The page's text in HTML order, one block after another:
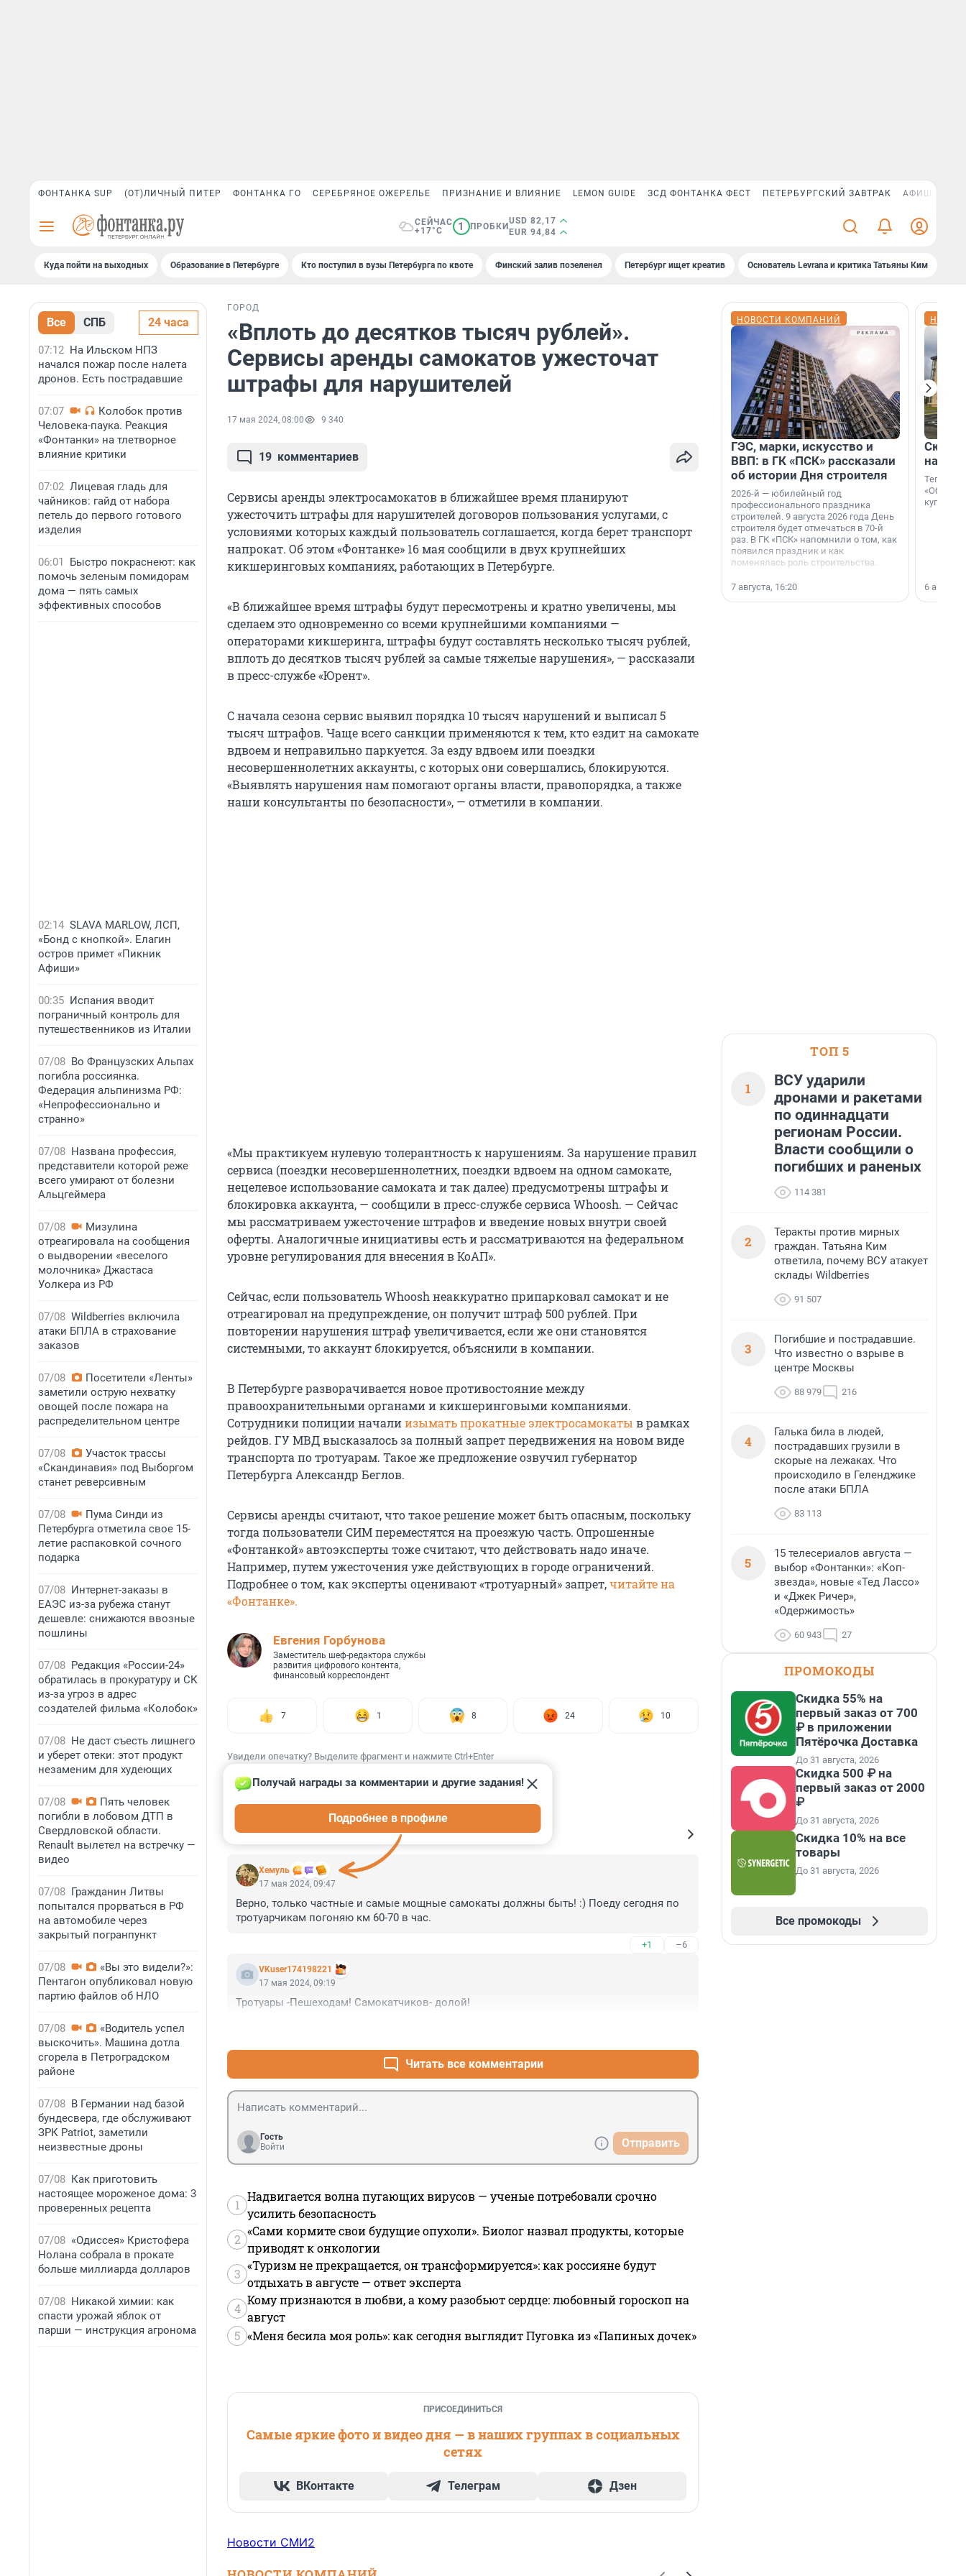
ФОНТАНКА SUP (ОТ)ЛИЧНЫЙ ПИТЕР ФОНТАНКА ГО СЕРЕБРЯНОЕ ОЖЕРЕЛЬЕ ПРИЗНАНИЕ И ВЛИЯНИЕ LEMON GUIDE ЗСД ФОНТАНКА ФЕСТ ПЕТЕРБУРГСКИЙ ЗАВТРАК АФИША PLUS
СЕЙЧАС
+17°C
1 ПРОБКИ
USD 82,17
EUR 94,84
Куда пойти на выходных Образование в Петербурге Кто поступил в вузы Петербурга по квоте Финский залив позеленел Петербург ищет креатив Основатель Levrana и критика Татьяны Ким
Все СПБ 24 часа
07:12 На Ильском НПЗ
начался пожар после налета
дронов. Есть пострадавшие
07:07
Колобок против
Человека-паука. Реакция
«Фонтанки» на тлетворное
влияние критики
07:02 Лицевая гладь для
чайников: гайд от набора
петель до первого готового
изделия
06:01
Быстро покраснеют: как
помочь зеленым помидорам
дома — пять самых
эффективных способов
02:14 SLAVA MARLOW, ЛСП,
«Бонд с кнопкой». Елагин
остров примет «Пикник
Афиши»
00:35 Испания вводит
пограничный контроль для
путешественников из Италии
07/08 Во Французских Альпах
погибла россиянка.
Федерация альпинизма РФ:
«Непрофессионально и
странно»
07/08 Названа профессия,
представители которой реже
всего умирают от болезни
Альцгеймера
07/08
Мизулина
отреагировала на сообщения
о выдворении «веселого
молочника» Джастаса
Уолкера из РФ
07/08 Wildberries включила
атаки БПЛА в страхование
заказов
07/08
Посетители «Ленты»
заметили острую нехватку
овощей после пожара на
распределительном центре
07/08
Участок трассы
«Скандинавия» под Выборгом
станет реверсивным
07/08
Пума Синди из
Петербурга отметила свое 15-
летие распаковкой сочного
подарка
07/08 Интернет-заказы в
ЕАЭС из-за рубежа станут
дешевле: снижаются ввозные
пошлины
07/08 Редакция «России-24»
обратилась в прокуратуру и СК
из-за угроз в адрес
создателей фильма «Колобок»
07/08 Не даст съесть лишнего
и уберет отеки: этот продукт
незаменим для худеющих
07/08
Пять человек
погибли в лобовом ДТП в
Свердловской области.
Renault вылетел на встречку —
видео
07/08 Гражданин Литвы
попытался прорваться в РФ
на автомобиле через
закрытый погранпункт
07/08
«Вы это видели?»:
Пентагон опубликовал новую
партию файлов об НЛО
07/08
«Водитель успел
выскочить». Машина дотла
сгорела в Петроградском
районе
07/08 В Германии над базой
бундесвера, где обслуживают
ЗРК Patriot, заметили
неизвестные дроны
07/08 Как приготовить
настоящее мороженое дома: 3
проверенных рецепта
07/08 «Одиссея» Кристофера
Нолана собрала в прокате
больше миллиарда долларов
07/08 Никакой химии: как
спасти урожай яблок от
парши — инструкция агронома
ГОРОД
«Вплоть до десятков тысяч рублей».
Сервисы аренды самокатов ужесточат
штрафы для нарушителей
17 мая 2024, 08:00 9 340
19 комментариев
Сервисы аренды электросамокатов в ближайшее время планируют
ужесточить штрафы для нарушителей договоров пользования услугами, с
условиями которых каждый пользователь соглашается, когда берет транспорт
напрокат. Об этом «Фонтанке» 16 мая сообщили в двух крупнейших
кикшеринговых компаниях, работающих в Петербурге.
«В ближайшее время штрафы будут пересмотрены и кратно увеличены, мы
сделаем это одновременно со всеми крупнейшими компаниями —
операторами кикшеринга, штрафы будут составлять несколько тысяч рублей,
вплоть до десятков тысяч рублей за самые тяжелые нарушения», — рассказали
в пресс-службе «Юрент».
С начала сезона сервис выявил порядка 10 тысяч нарушений и выписал 5
тысяч штрафов. Чаще всего санкции применяются к тем, кто ездит на самокате
вдвоем и неправильно паркуется. За езду вдвоем или поездки
несовершеннолетних аккаунты, с которых они совершались, блокируются.
«Выявлять нарушения нам помогают органы власти, правопорядка, а также
наши консультанты по безопасности», — отметили в компании.
«Мы практикуем нулевую толерантность к нарушениям. За нарушение правил
сервиса (поездки несовершеннолетних, поездки вдвоем на одном самокате,
нецелевое использование самоката и так далее) предусмотрены штрафы и
блокировка аккаунта, — сообщили в пресс-службе сервиса Whoosh. — Сейчас
мы рассматриваем ужесточение штрафов и введение новых внутри своей
оферты. Аналогичные инициативы есть и рассматриваются на федеральном
уровне регулирования для внесения в КоАП».
Сейчас, если пользователь Whoosh неаккуратно припарковал самокат и не
отреагировал на предупреждение, он получит штраф 500 рублей. При
повторении нарушения штраф увеличивается, если же они становятся
системными, то аккаунт блокируется, объяснили в компании.
В Петербурге разворачивается новое противостояние между
правоохранительными органами и кикшеринговыми компаниями.
Сотрудники полиции началиизымать прокатные электросамокаты в рамках
рейдов. ГУ МВД высказалось за полный запрет передвижения на новом виде
транспорта по тротуарам. Такое же предложение озвучил губернатор
Петербурга Александр Беглов.
Сервисы аренды считают, что такое решение может быть опасным, поскольку
тогда пользователи СИМ переместятся на проезжую часть. Опрошенные
«Фонтанкой» автоэксперты тоже считают, что действовать надо иначе.
Например, путем ужесточения уже действующих в городе ограничений.
Подробнее о том, как эксперты оценивают «тротуарный» запрет,читайте на
«Фонтанке».
Евгения Горбунова
Заместитель шеф-редактора службы
развития цифрового контента,
финансовый корреспондент
7 1 8 24 10
Увидели опечатку? Выделите фрагмент и нажмите Ctrl+Enter
КОММЕНТАРИИ 19
Xемуль
Получай награды за комментарии и другие задания!
Подробнее в профиле
17 мая 2024, 09:47
Верно, только частные и самые мощные самокаты должны быть! :) Поеду сегодня по
тротуарчикам погоняю км 60-70 в час.
+1 –6
VKuser174198221
17 мая 2024, 09:19
Тротуары -Пешеходам! Самокатчиков- долой!
Читать все комментарии
Гость
Войти
Отправить
1
Надвигается волна пугающих вирусов — ученые потребовали срочно
усилить безопасность
2
«Сами кормите свои будущие опухоли». Биолог назвал продукты, которые
приводят к онкологии
3
«Туризм не прекращается, он трансформируется»: как россияне будут
отдыхать в августе — ответ эксперта
4
Кому признаются в любви, а кому разобьют сердце: любовный гороскоп на
август
5 «Меня бесила моя роль»: как сегодня выглядит Пуговка из «Папиных дочек»
ПРИСОЕДИНИТЬСЯ
Самые яркие фото и видео дня — в наших группах в социальных
сетях
ВКонтакте Телеграм Дзен
Новости СМИ2
НОВОСТИ КОМПАНИЙ
ГЭС, марки, искусство и
ВВП: в ГК «ПСК» рассказали
об истории Дня строителя
2026-й — юбилейный год
профессионального праздника
строителей. 9 августа 2026 года День
строителя будет отмечаться в 70-й
раз. В ГК «ПСК» напомнили о том, как
появился праздник и как
поменялась роль строительства.
7 августа, 16:20
на
Теперь
купить
6
ТОП 5
1
ВСУ ударили
дронами и ракетами
по одиннадцати
регионам России.
Власти сообщили о
погибших и раненых
114 381
2
Теракты против мирных
граждан. Татьяна Ким
ответила, почему ВСУ атакует
склады Wildberries
91 507
3
Погибшие и пострадавшие.
Что известно о взрыве в
центре Москвы
88 979 216
4
Галька била в людей,
пострадавших грузили в
скорые на лежаках. Что
происходило в Геленджике
после атаки БПЛА
83 113
5
15 телесериалов августа —
выбор «Фонтанки»: «Коп-
звезда», новые «Тед Лассо»
и «Джек Ричер»,
«Одержимость»
60 943 27
ПРОМОКОДЫ
Скидка 55% на
первый заказ от 700
₽ в приложении
Пятёрочка Доставка
До 31 августа, 2026
Скидка 500 ₽ на
первый заказ от 2000
₽
До 31 августа, 2026
Скидка 10% на все
товары
До 31 августа, 2026
Все промокоды